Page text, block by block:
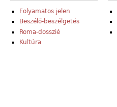
Folyamatos jelen
Beszélő-beszélgetés
Roma-dosszié
Kultúra